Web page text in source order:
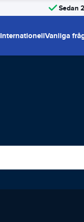
Sedan
InternationellVanliga